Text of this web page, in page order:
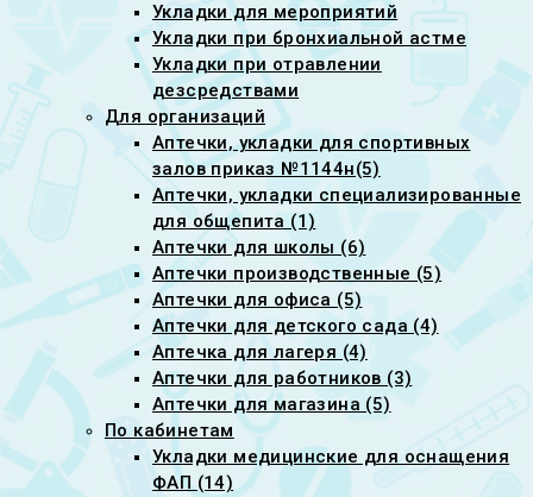
Укладки для мероприятий
Укладки при бронхиальной астме
Укладки при отравлении
дезсредствами
Для организаций
Аптечки, укладки для спортивных
залов приказ №1144н(5)
Аптечки, укладки специализированные
для общепита (1)
Аптечки для школы (6)
Аптечки производственные (5)
Аптечки для офиса (5)
Аптечки для детского сада (4)
Аптечка для лагеря (4)
Аптечки для работников (3)
Аптечки для магазина (5)
По кабинетам
Укладки медицинские для оснащения
ФАП (14)